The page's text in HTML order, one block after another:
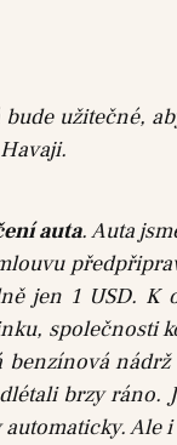
bude užitečné,
auta. Auta
jen 1 USD. K
společnosti
benzínová
brzy ráno.
Ale